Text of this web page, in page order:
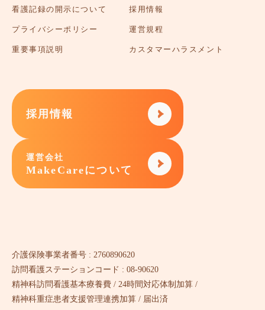
看護記録の開示について 採用情報
プライバシーポリシー 運営規程
重要事項説明 カスタマーハラスメント
採用情報
運営会社
MakeCareについて
介護保険事業者番号 : 2760890620
訪問看護ステーションコード : 08-90620
精神科訪問看護基本療養費 / 24時間対応体制加算 /
精神科重症患者支援管理連携加算 / 届出済